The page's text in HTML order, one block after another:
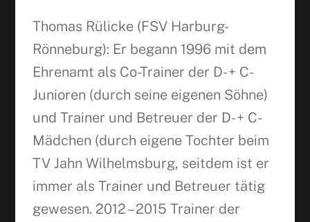
Thomas Rülicke (FSV Harburg-
Rönneburg): Er begann 1996 mit dem
Ehrenamt als Co-Trainer der D- + C-
Junioren (durch seine eigenen Söhne)
und Trainer und Betreuer der D- + C-
Mädchen (durch eigene Tochter beim
TV Jahn Wilhelmsburg, seitdem ist er
immer als Trainer und Betreuer tätig
gewesen. 2012 – 2015 Trainer der